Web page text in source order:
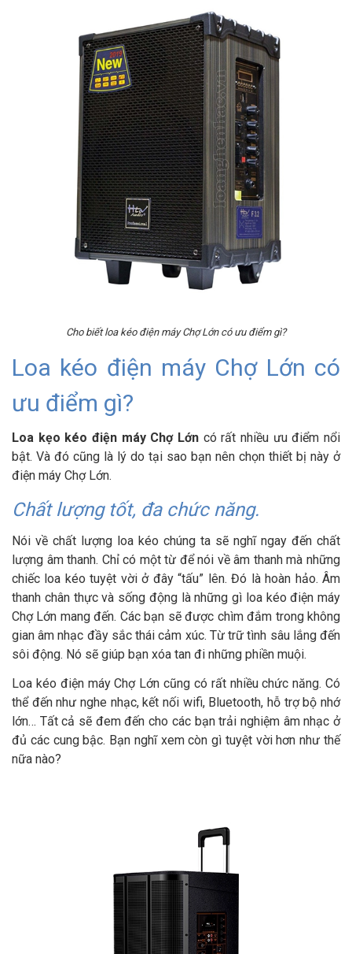
Cho biết loa kéo điện máy Chợ Lớn có ưu điểm gì?
Loa kéo điện máy Chợ Lớn có
ưu điểm gì?
Loa kẹo kéo điện máy Chợ Lớn có rất nhiều ưu điểm nổi
bật. Và đó cũng là lý do tại sao bạn nên chọn thiết bị này ở
điện máy Chợ Lớn.
Chất lượng tốt, đa chức năng.
Nói về chất lượng loa kéo chúng ta sẽ nghĩ ngay đến chất
lượng âm thanh. Chỉ có một từ để nói về âm thanh mà những
chiếc loa kéo tuyệt vời ở đây “tấu” lên. Đó là hoàn hảo. Âm
thanh chân thực và sống động là những gì loa kéo điện máy
Chợ Lớn mang đến. Các bạn sẽ được chìm đắm trong không
gian âm nhạc đầy sắc thái cảm xúc. Từ trữ tình sâu lắng đến
sôi động. Nó sẽ giúp bạn xóa tan đi những phiền muội.
Loa kéo điện máy Chợ Lớn cũng có rất nhiều chức năng. Có
thể đến như nghe nhạc, kết nối wifi, Bluetooth, hỗ trợ bộ nhớ
lớn… Tất cả sẽ đem đến cho các bạn trải nghiệm âm nhạc ở
đủ các cung bậc. Bạn nghĩ xem còn gì tuyệt vời hơn như thế
nữa nào?